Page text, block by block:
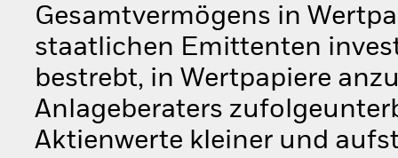
Gesamtvermögens in
staatlichen Emittenten
bestrebt, in Wertpapiere
Anlageberaters
Aktienwerte kleiner und